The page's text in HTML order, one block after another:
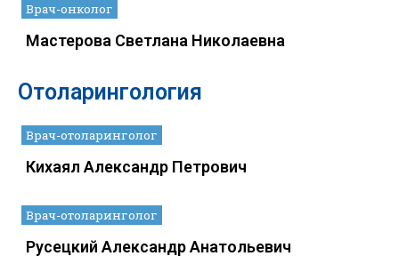
Врач-онколог
Мастерова Светлана Николаевна
Отоларингология
Врач-отоларинголог
Кихаял Александр Петрович
Врач-отоларинголог
Русецкий Александр Анатольевич